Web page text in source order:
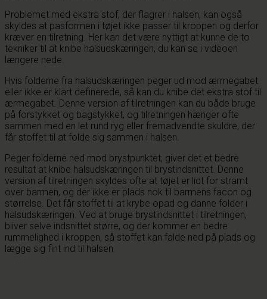
Problemet med ekstra stof, der flagrer i halsen, kan også
skyldes at pasformen i tøjet ikke passer til kroppen og derfor
kræver en tilretning. Her kan det være nyttigt at kunne de to
tekniker til at knibe halsudskæringen, du kan se i videoen
længere nede.
Hvis folderne fra halsudskæringen peger ud mod ærmegabet
eller ikke er klart definerede, så kan du knibe det ekstra stof til
ærmegabet. Denne version af tilretningen kan du både bruge
på forstykket og bagstykket, og tilretningen hænger ofte
sammen med en let rund ryg eller fremadvendte skuldre, der
får stoffet til at folde sig sammen i halsen.
Peger folderne ned mod brystpunktet, giver det et bedre
resultat at knibe halsudskæringen til brystindsnittet. Denne
version af tilretningen skyldes ofte at tøjet er lidt for stramt
over barmen, og der ikke er plads nok til barmens facon og
størrelse. Det får stoffet til at krybe opad og danne folder i
halsudskæringen. Ved at bruge brystindsnittet i tilretningen,
bliver selve indsnittet større, og der kommer en bedre
rummelighed i kroppen, så stoffet kan falde ned på plads og
lægge sig fint ind til halsen.